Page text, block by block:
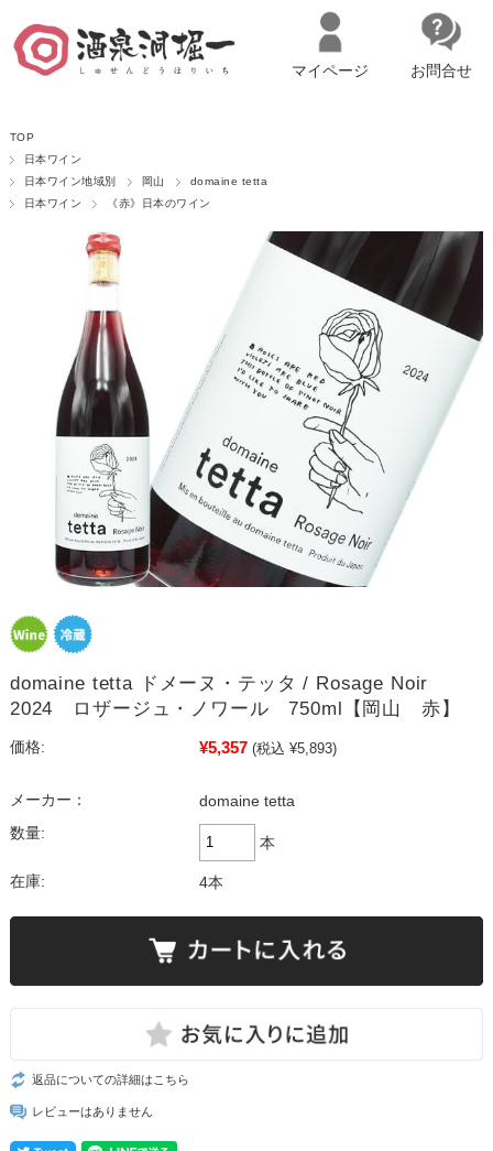
マイページ お問合せ
TOP
日本ワイン
日本ワイン地域別
岡山
domaine tetta
日本ワイン
《赤》日本のワイン
domaine tetta ドメーヌ・テッタ / Rosage Noir
2024 ロザージュ・ノワール 750ml【岡山 赤】
価格: ¥5,357 (税込 ¥5,893)
メーカー：
domaine tetta
数量:
本
在庫: 4本
返品についての詳細はこちら
レビューはありません